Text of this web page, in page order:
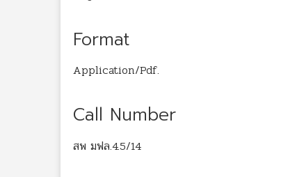
Format
Application/Pdf.
Call Number
สพ มฟล.4.5/14